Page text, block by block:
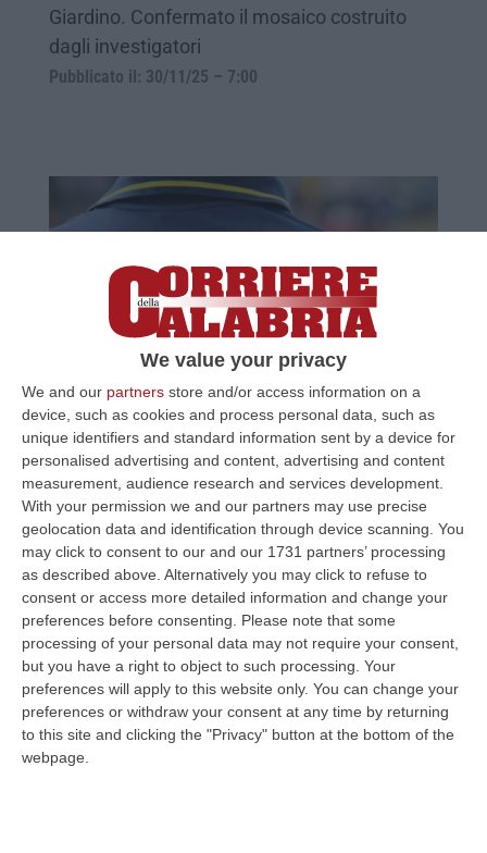
We value your privacy
We and our partners store and/or access information on a
device, such as cookies and process personal data, such as
unique identifiers and standard information sent by a device for
personalised advertising and content, advertising and content
measurement, audience research and services development.
With your permission we and our partners may use precise
geolocation data and identification through device scanning. You
may click to consent to our and our 1731 partners’ processing
as described above. Alternatively you may click to refuse to
consent or access more detailed information and change your
preferences before consenting.
Please note that some
processing of your personal data may not require your consent,
but you have a right to object to such processing. Your
preferences will apply to this website only. You can change your
preferences or withdraw your consent at any time by returning
to this site and clicking the "Privacy" button at the bottom of the
webpage.
Giardino. Confermato il mosaico costruito
dagli investigatori
Pubblicato il: 30/11/25 – 7:00
‘Ndrangheta, otto arresti per infiltrazioni in
cantieri nazionali – VIDEO
L’aggravante dell’aver agevolato la cosca
Arena-Nicoscia
Pubblicato il: 12/11/24 – 13:16